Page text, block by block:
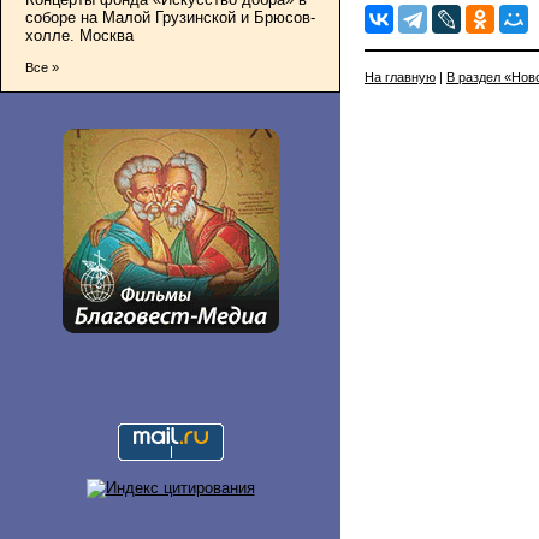
соборе на Малой Грузинской и Брюсов-
холле. Москва
Все »
На главную | В раздел